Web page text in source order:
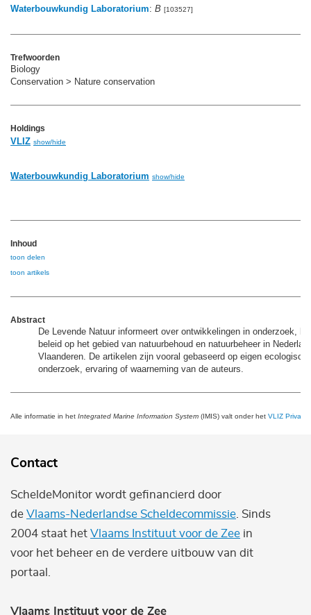
Waterbouwkundig Laboratorium: B [103527]
Trefwoorden
Biology
Conservation > Nature conservation
Holdings
VLIZ show/hide
Waterbouwkundig Laboratorium show/hide
Inhoud
toon delen
toon artikels
Abstract
De Levende Natuur informeert over ontwikkelingen in onderzoek,
beleid op het gebied van natuurbehoud en natuurbeheer in
Vlaanderen. De artikelen zijn vooral gebaseerd op eigen ecologisch
onderzoek, ervaring of waarneming van de auteurs.
Alle informatie in het Integrated Marine Information System (IMIS) valt onder het VLIZ Privacy
Contact
ScheldeMonitor wordt gefinancierd door
de Vlaams-Nederlandse Scheldecommissie . Sinds
2004 staat het Vlaams Instituut voor de Zee in
voor het beheer en de verdere uitbouw van dit
portaal.
Vlaams Instituut voor de Zee